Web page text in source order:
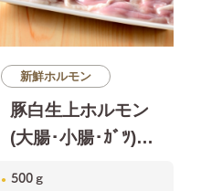
新鮮ホルモン
豚白生上ホルモン
(大腸･小腸･ｶﾞﾂ)
500ｇ